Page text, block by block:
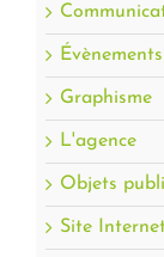
Évènements
Graphisme
L'agence
Objets
Site